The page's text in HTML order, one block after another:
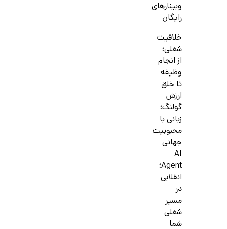
وبینارهای
رایگان
خلاقیت
شغلی؛
از انجام
وظیفه
تا خلق
ارزش
گولنگ؛
زبانی با
محبوبیت
جهانی
AI
Agent؛
انقلابی
در
مسیر
شغلی
شما